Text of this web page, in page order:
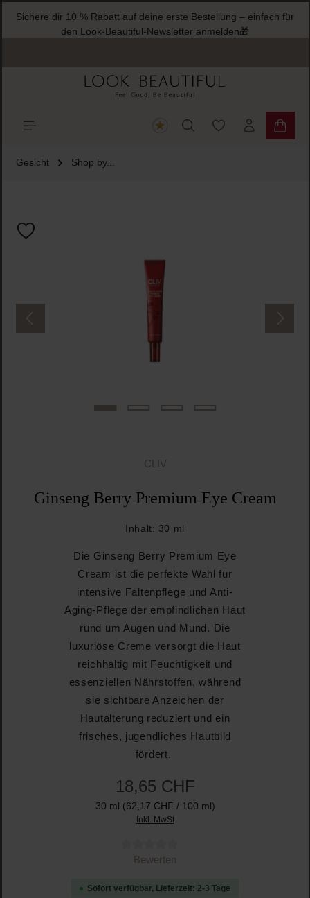
springen
Sichere dir 10 % Rabatt auf deine erste Bestellung – einfach für
den Look-Beautiful-Newsletter anmelden🎁
Du hast 0
Gesicht Shop by...
CLIV
Ginseng Berry Premium Eye Cream
Inhalt: 30 ml
Die Ginseng Berry Premium Eye
Cream ist die perfekte Wahl für
intensive Faltenpflege und Anti-
Aging-Pflege der empfindlichen Haut
rund um Augen und Mund. Die
luxuriöse Creme versorgt die Haut
reichhaltig mit Feuchtigkeit und
essenziellen Nährstoffen, während
sie sichtbare Anzeichen der
Hautalterung reduziert und ein
frisches, jugendliches Hautbild
fördert.
18,65 CHF
30 ml (62,17 CHF / 100 ml)
Inkl. MwSt
Durchschnittliche Bewertung von 0 von 5 Sternen
Bewerten
Sofort verfügbar, Lieferzeit: 2-3 Tage